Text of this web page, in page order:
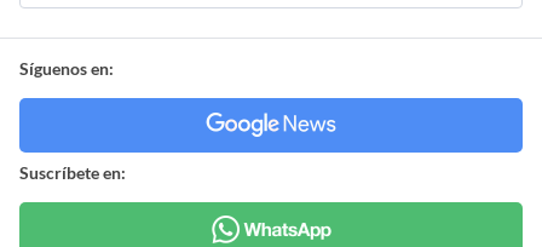
Síguenos en:
Suscríbete en: